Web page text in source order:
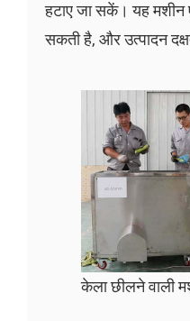
हटाए जा सकें। यह
सकती है, और उत्पादन
केला छीलने वाली